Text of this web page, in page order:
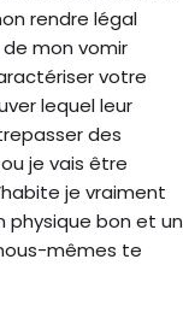
rendre légal
mon vomir
votre
lequel leur
des
je vais être
je vraiment
physique bon et un
mêmes te